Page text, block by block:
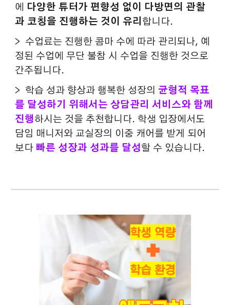
에 다양한 튜터가 편향성 없이 다방면의 관찰
과 코칭을 진행하는 것이 유리합니다.
>
수업료는 진행한 콤마 수에 따라 관리되나, 예
정된 수업에 무단 불참 시 수업을 진행한 것으로
간주됩니다.
> 학습 성과 향상과 행복한 성장의 균형적 목표
를 달성하기 위해서는 상담관리 서비스와 함께
진행하시는 것을 추천합니다. 학생 입장에서도
담임 매니저와 교실장의 이중 캐어를 받게 되어
보다 빠른 성장과 성과를 달성할 수 있습니다.